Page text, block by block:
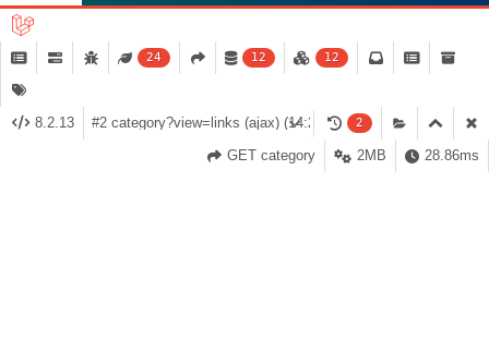
وثائق وخدمات
طرق الدفع
24 12 12
2
8.2.13
28.86ms
2MB
GET category